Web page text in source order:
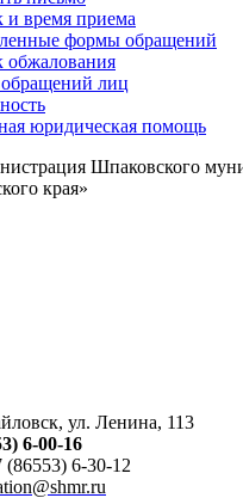
и время приема
формы обращений
обжалования
лиц
юридическая помощь
Шпаковского
края»
ул. Ленина, 113
6-00-16
6-30-12